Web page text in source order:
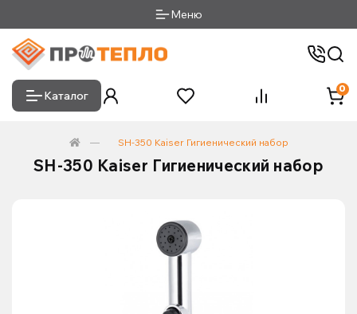
Меню
Каталог
0
SH-350 Kaiser Гигиенический набор
SH-350 Kaiser Гигиенический набор